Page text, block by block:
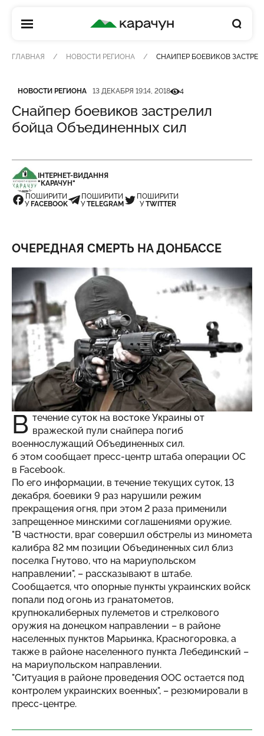
КАРАЧУН
ГЛАВНАЯ НОВОСТИ РЕГИОНА СНАЙПЕР БОЕВИКОВ
Категория
НОВОСТИ РЕГИОНА
Дата публикации 13 ДЕКАБРЯ 19:14, 2018Кількість переглядів
4
Снайпер боевиков застрелил
бойца Объединенных сил
ІНТЕРНЕТ-ВИДАННЯ
"КАРАЧУН"
ПОШИРИТИ
У FACEBOOK
ПОШИРИТИ
УTELEGRAM
ПОШИРИТИ
УTWITTER
ОЧЕРЕДНАЯ СМЕРТЬ НА ДОНБАССЕ
В течение суток на востоке Украины от
вражеской пули снайпера погиб
военнослужащий Объединенных сил.
б этом сообщает пресс-центр штаба операции ОС
в Facebook.
По его информации, в течение текущих суток, 13
декабря, боевики 9 раз нарушили режим
прекращения огня, при этом 2 раза применили
запрещенное минскими соглашениями оружие.
"В частности, враг совершил обстрелы из миномета
калибра 82 мм позиции Объединенных сил близ
поселка Гнутово, что на мариупольском
направлении", – рассказывают в штабе.
Сообщается, что опорные пункты украинских войск
попали под огонь из гранатометов,
крупнокалиберных пулеметов и стрелкового
оружия на донецком направлении – в районе
населенных пунктов Марьинка, Красногоровка, а
также в районе населенного пункта Лебединский –
на мариупольском направлении.
"Ситуация в районе проведения ООС остается под
контролем украинских военных", – резюмировали в
пресс-центре.